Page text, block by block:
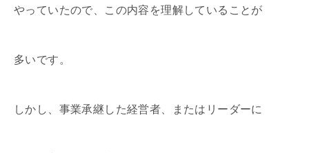
やっていたので、この内容を理解していることが
多いです。
しかし、事業承継した経営者、またはリーダーに